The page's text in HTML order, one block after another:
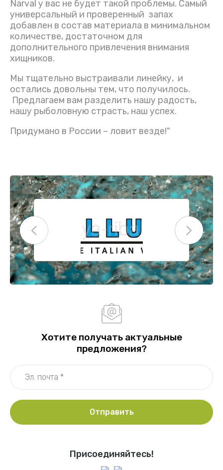
Narval у вас не будет такой проблемы. Самый
универсальный и проверенный запах
добавлен в состав материала в минимальном
количестве, достаточном для
дополнительного привлечения внимания
хищников.
Мы тщательно выстраивали линейку, и
остались довольны тем, что получилось.
Предлагаем вам разделить нашу радость,
нашу рыболовную страсть, наш успех.
Придумано в России – ловит везде!"
Присоединяйтесь!
Хотите получать актуальные
предложения?
Отправить